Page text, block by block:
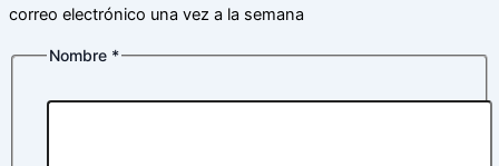
correo electrónico una vez a la semana
Nombre *